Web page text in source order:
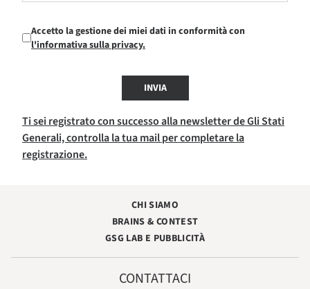
Accetto la gestione dei miei dati in conformità con
l'informativa sulla privacy.
INVIA
Ti sei registrato con successo alla newsletter de Gli Stati
Generali, controlla la tua mail per completare la
registrazione.
CHI SIAMO
BRAINS & CONTEST
GSG LAB E PUBBLICITÀ
CONTATTACI